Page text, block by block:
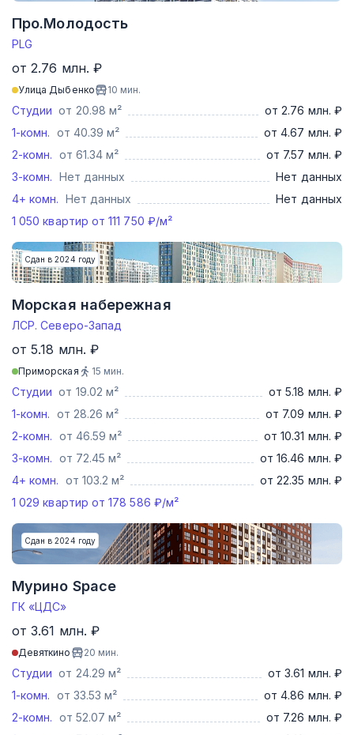
Про.Молодость
PLG
от 2.76 млн. ₽
Улица Дыбенко 10 мин.
Студии от 20.98 м²
от 2.76 млн. ₽
1-комн. от 40.39 м²
от 4.67 млн. ₽
2-комн. от 61.34 м²
от 7.57 млн. ₽
3-комн. Нет данных
Нет данных
4+ комн. Нет данных
Нет данных
1 050 квартир от111 750 ₽/м²
Сдан в 2024 году
Морская набережная
ЛСР. Северо-Запад
от 5.18 млн. ₽
Приморская 15 мин.
Студии от 19.02 м²
от 5.18 млн. ₽
1-комн. от 28.26 м²
от 7.09 млн. ₽
2-комн. от 46.59 м²
от 10.31 млн. ₽
3-комн. от 72.45 м²
от 16.46 млн. ₽
4+ комн. от 103.2 м²
от 22.35 млн. ₽
1 029 квартир от178 586 ₽/м²
Сдан в 2024 году
Мурино Space
ГК «ЦДС»
от 3.61 млн. ₽
Девяткино 20 мин.
Студии от 24.29 м²
от 3.61 млн. ₽
1-комн. от 33.53 м²
от 4.86 млн. ₽
2-комн. от 52.07 м²
от 7.26 млн. ₽